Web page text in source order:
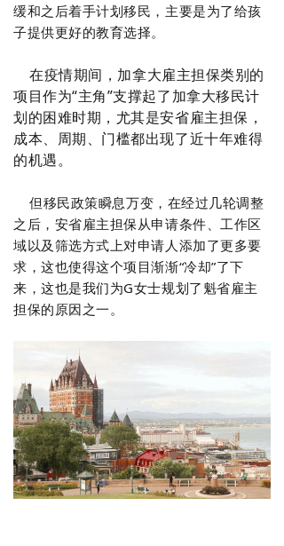
缓和之后着手计划移民 ，主要是为了给孩
子提供更好的教育选择。
在疫情期间，加拿大雇主担保类别的
项目作为“主角”支撑起了加拿大移民计
划的困难时期，尤其是安省雇主担保，
成本、周期、门槛都出现了近十年难得
的机遇。
但移民政策瞬息万变，在经过几轮调整
之后，安省雇主担保从申请条件、工作区
域以及筛选方式上对申请人添加了更多要
求，这也使得这个项目渐渐“冷却”了下
来，这也是我们为G女士规划了魁省雇主
担保的原因之一。